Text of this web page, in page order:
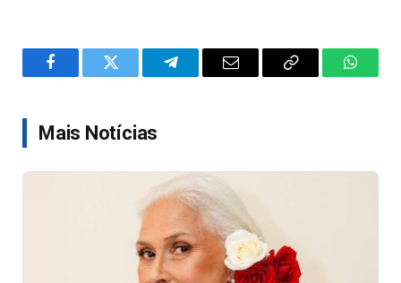
FacebookTwitter TelegramEmail
Copy
Mais Notícias